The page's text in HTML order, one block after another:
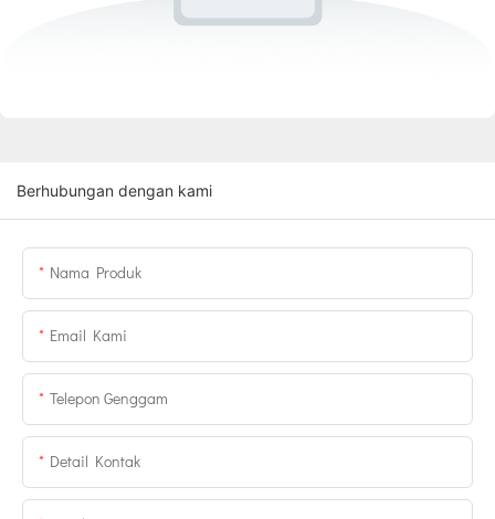
Berhubungan dengan kami
Nama Produk
Email Kami
Telepon Genggam
Detail Kontak